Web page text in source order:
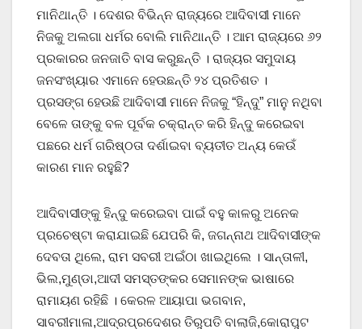
ମାନିଥାନ୍ତି । ଦେଶର ବିଭିନ୍ନ ରାଜ୍ୟରେ ଆଦିବାସୀ ମାନେ
ନିଜକୁ ଅଲଗା ଧର୍ମର ବୋଲି ମାନିଥାନ୍ତି । ଆମ ରାଜ୍ୟରେ ୬୨
ପ୍ରକାରର ଜନଜାତି ବାସ କରୁଛନ୍ତି । ରାଜ୍ୟର ସମୁଦାୟ
ଜନସଂଖ୍ୟାର ଏମାନେ ହେଉଛନ୍ତି ୨୪ ପ୍ରତିଶତ ।
ପ୍ରସଙ୍ଗ ହେଉଛି ଆଦିବାସୀ ମାନେ ନିଜକୁ “ହିନ୍ଦୁ” ମାନୁ ନଥିବା
ବେଳେ ତାଙ୍କୁ ବଳ ପୂର୍ବକ ଚକ୍ରାନ୍ତ କରି ହିନ୍ଦୁ କରେଇବା
ପଛରେ ଧର୍ମ ଗରିଷ୍ଠତା ଦର୍ଶାଇବା ବ୍ୟତୀତ ଅନ୍ୟ କେଉଁ
କାରଣ ମାନ ରହୁଛି?
ଆଦିବାସୀଙ୍କୁ ହିନ୍ଦୁ କରେଇବା ପାଇଁ ବହୁ କାଳରୁ ଅନେକ
ପ୍ରଚେଷ୍ଟା କରାଯାଇଛି ଯେପରି କି, ଜଗନ୍ନାଥ ଆଦିବାସୀଙ୍କ
ଦେବତା ଥିଲେ, ରାମ ସବରୀ ଅଇଁଠା ଖାଇଥିଲେ । ସାନ୍ତାଳୀ,
ଭିଲ,ମୁଣ୍ଡା,ଆଦୀ ସମସ୍ତଙ୍କର ସେମାନଙ୍କ ଭାଷାରେ
ରାମାୟଣ ରହିଛି । କେରଳ ଆୟାପା ଭଗବାନ,
ସାବରୀମାଳା,ଆଦ୍ରପ୍ରଦେଶର ତିରୁପତି ବାଲାଜି,କୋରାପୁଟ